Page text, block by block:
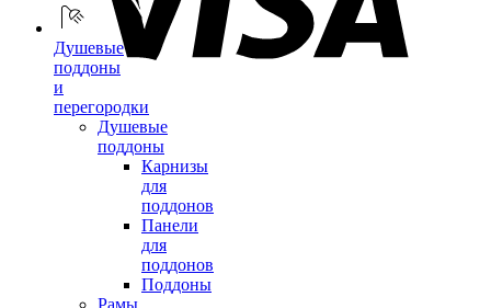
Душевые
поддоны
и
перегородки
Душевые
поддоны
Карнизы
для
поддонов
Панели
для
поддонов
Поддоны